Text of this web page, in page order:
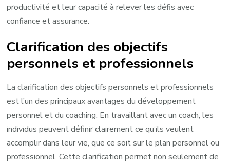
productivité et leur capacité à relever les défis avec
confiance et assurance.
Clarification des objectifs
personnels et professionnels
La clarification des objectifs personnels et professionnels
est l’un des principaux avantages du développement
personnel et du coaching. En travaillant avec un coach, les
individus peuvent définir clairement ce qu’ils veulent
accomplir dans leur vie, que ce soit sur le plan personnel ou
professionnel. Cette clarification permet non seulement de